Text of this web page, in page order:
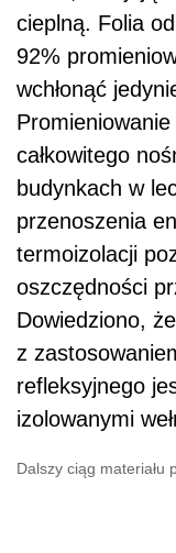
cieplną. Folia
92%
wchłonąć
całkowitego
budynkach w
przenoszenia
termoizolacji
oszczędności
Dowiedziono,
z
refleksyjnego
izolowanymi
Dalszy ciąg materiału